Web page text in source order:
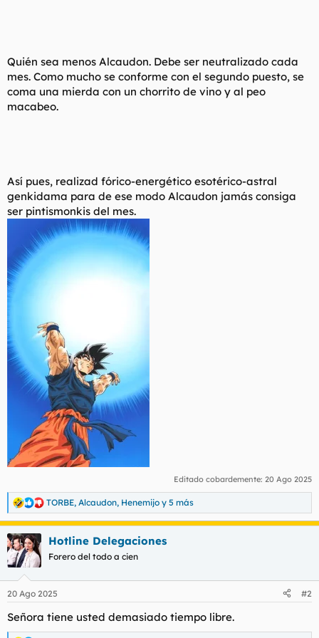
Quién sea menos Alcaudon. Debe ser neutralizado cada
mes. Como mucho se conforme con el segundo puesto, se
coma una mierda con un chorrito de vino y al peo
macabeo.
Así pues, realizad fórico-energético esotérico-astral
genkidama para de ese modo Alcaudon jamás consiga
ser pintismonkis del mes.
Editado cobardemente: 20 Ago 2025
R
e
a
c
c
i
e
:
TORBE, Alcaudon, Henemijo y 5 más
Hotline Delegaciones
Forero del todo a cien
20 Ago 2025 #2
Señora tiene usted demasiado tiempo libre.